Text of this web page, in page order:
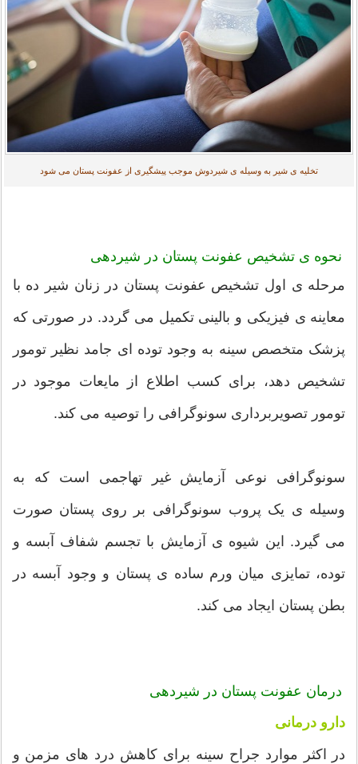
تخلیه ی شیر به وسیله ی شیردوش موجب پیشگیری از عفونت پستان می شود
نحوه ی تشخیص عفونت پستان در شیردهی
مرحله ی اول تشخیص عفونت پستان در زنان شیر ده با
معاینه ی فیزیکی و بالینی تکمیل می گردد. در صورتی که
پزشک متخصص سینه به وجود توده ای جامد نظیر تومور
تشخیص دهد، برای کسب اطلاع از مایعات موجود در
تومور تصویربرداری سونوگرافی را توصیه می کند.
سونوگرافی نوعی آزمایش غیر تهاجمی است که به
وسیله ی یک پروب سونوگرافی بر روی پستان صورت
می گیرد. این شیوه ی آزمایش با تجسم شفاف آبسه و
توده، تمایزی میان ورم ساده ی پستان و وجود آبسه در
بطن پستان ایجاد می کند.
درمان عفونت پستان در شیردهی
دارو درمانی
در اکثر موارد جراح سینه برای کاهش درد های مزمن و